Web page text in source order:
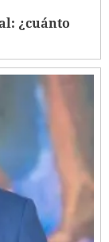
¿cuánto